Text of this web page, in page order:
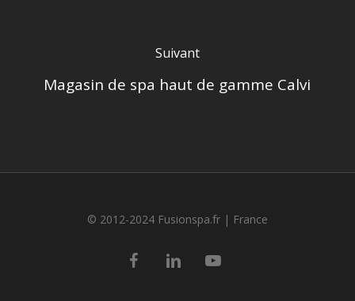
Suivant
Magasin de spa haut de gamme Calvi
© 2012-2024 Fusionspa.fr | France
facebooklinkedin youtube